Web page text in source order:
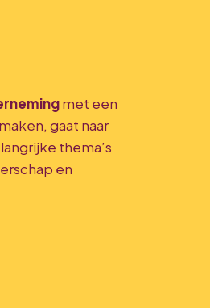
met een
gaat naar
thema’s
en